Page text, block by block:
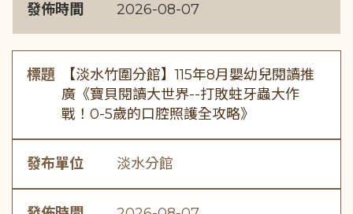
發佈時間 2026-08-07
標題
【淡水竹圍分館】115年8月嬰幼兒閱讀推
廣《寶貝閱讀大世界--打敗蛀牙蟲大作
戰！0-5歲的口腔照護全攻略》
發布單位 淡水分館